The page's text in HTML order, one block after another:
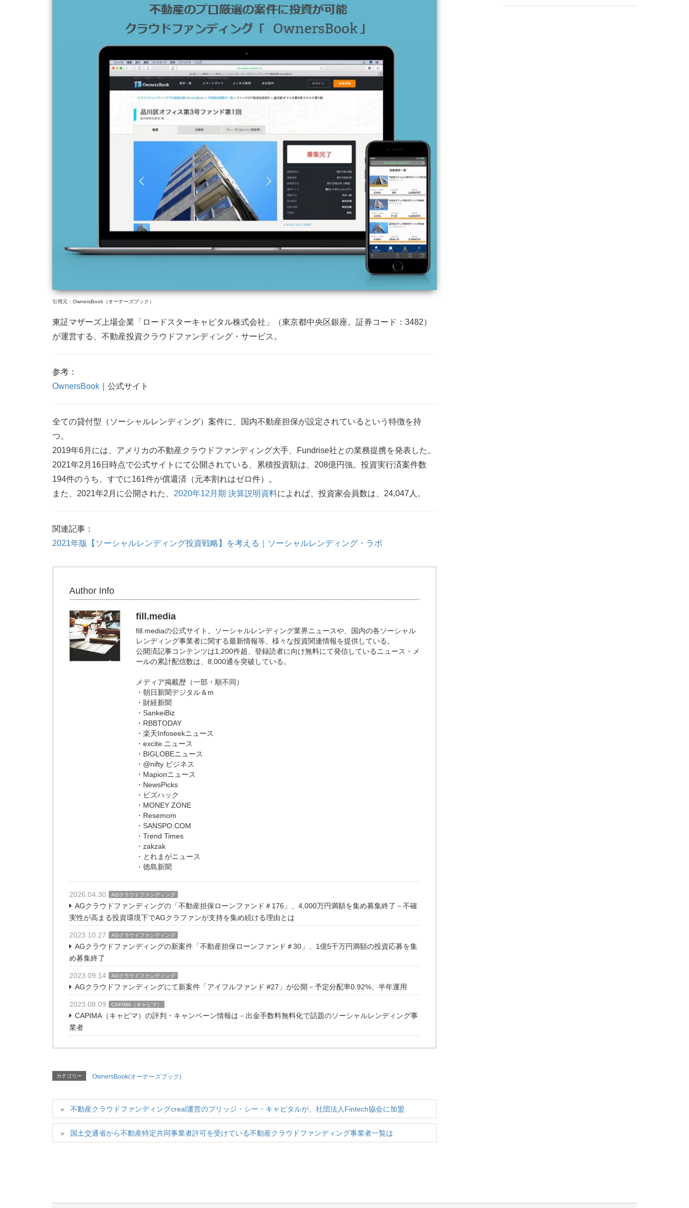
引用元：OwnersBook（オーナーズブック）
東証マザーズ上場企業「ロードスターキャピタル株式会社」（東京都中央区銀座。証券コード：3482）
が運営する、不動産投資クラウドファンディング・サービス。
参考：
OwnersBook ｜公式サイト
全ての貸付型（ソーシャルレンディング）案件に、国内不動産担保が設定されているという特徴を持
つ。
2019年6月には、アメリカの不動産クラウドファンディング大手、Fundrise社との業務提携を発表した。
2021年2月16日時点で公式サイトにて公開されている、累積投資額は、208億円強。投資実行済案件数
194件のうち、すでに161件が償還済（元本割れはゼロ件）。
また、2021年2月に公開された、 2020年12月期 決算説明資料によれば、投資家会員数は、24,047人。
関連記事：
2021年版【ソーシャルレンディング投資戦略】を考える｜ソーシャルレンディング・ラボ
Author Info
fill.media
fill.mediaの公式サイト。ソーシャルレンディング業界ニュースや、国内の各ソーシャル
レンディング事業者に関する最新情報等、様々な投資関連情報を提供している。
公開済記事コンテンツは1,200件超、登録読者に向け無料にて発信しているニュース・メ
ールの累計配信数は、8,000通を突破している。
メディア掲載歴（一部・順不同）
・朝日新聞デジタル＆m
・財経新聞
・SankeiBiz
・RBBTODAY
・楽天Infoseekニュース
・excite.ニュース
・BIGLOBEニュース
・@nifty ビジネス
・Mapionニュース
・NewsPicks
・ビズハック
・MONEY ZONE
・Resemom
・SANSPO.COM
・Trend Times
・zakzak
・とれまがニュース
・徳島新聞
2026.04.30 AGクラウドファンディング
AGクラウドファンディングの「不動産担保ローンファンド＃176」、4,000万円満額を集め募集終了－不確
実性が高まる投資環境下でAGクラファンが支持を集め続ける理由とは
2023.10.27 AGクラウドファンディング
AGクラウドファンディングの新案件「不動産担保ローンファンド＃30」、1億5千万円満額の投資応募を集
め募集終了
2023.09.14 AGクラウドファンディング
AGクラウドファンディングにて新案件「アイフルファンド #27」が公開－予定分配率0.92%、半年運用
2023.08.09 CAPIMA（キャピマ）
CAPIMA（キャピマ）の評判・キャンペーン情報は－出金手数料無料化で話題のソーシャルレンディング事
業者
カテゴリー OwnersBook(オーナーズブック)
不動産クラウドファンディングcreal運営のブリッジ・シー・キャピタルが、社団法人Fintech協会に加盟
国土交通省から不動産特定共同事業者許可を受けている不動産クラウドファンディング事業者一覧は